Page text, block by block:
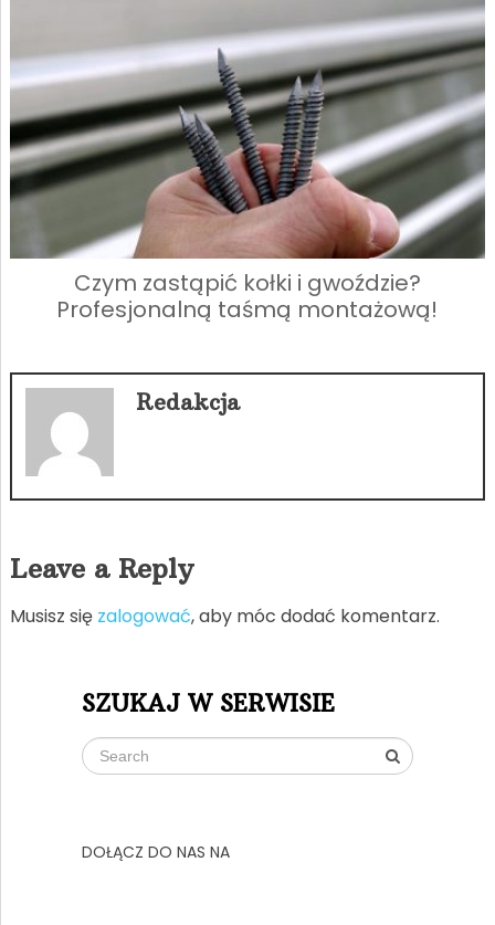
Czym zastąpić kołki i gwoździe?
Profesjonalną taśmą montażową!
Redakcja
Leave a Reply
Musisz się zalogować, aby móc dodać komentarz.
SZUKAJ W SERWISIE
DOŁĄCZ DO NAS NA